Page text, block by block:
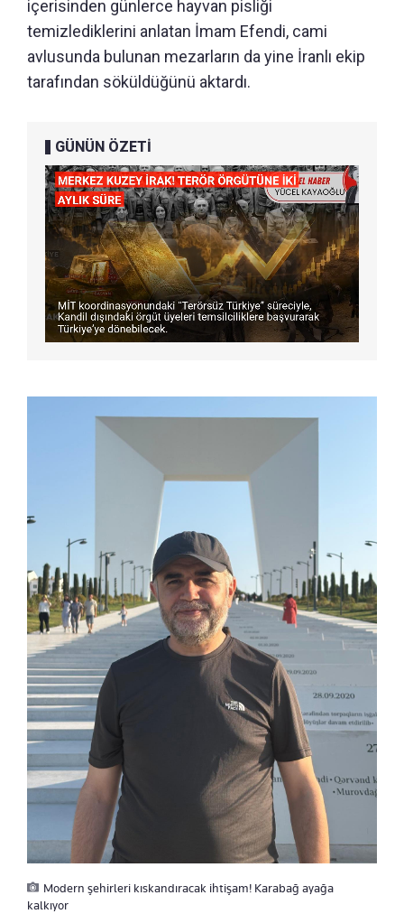
içerisinden günlerce hayvan pisliği
temizlediklerini anlatan İmam Efendi, cami
avlusunda bulunan mezarların da yine İranlı ekip
tarafından söküldüğünü aktardı.
GÜNÜN ÖZETİ
Modern şehirleri kıskandıracak ihtişam! Karabağ ayağa
kalkıyor